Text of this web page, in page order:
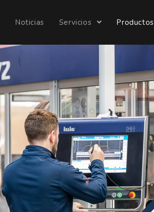
Noticias Servicios Productos